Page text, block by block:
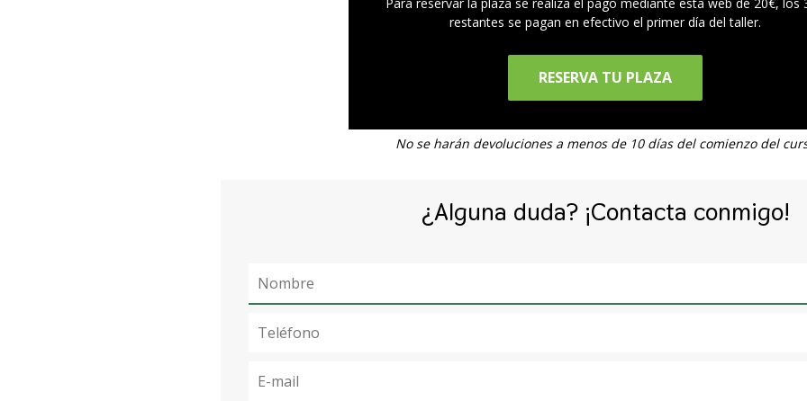
restantes se pagan en efectivo el primer día del taller.
RESERVA TU PLAZA
No se harán devoluciones a menos de 10 días del comienzo del
¿Alguna duda? ¡Contacta conmigo!